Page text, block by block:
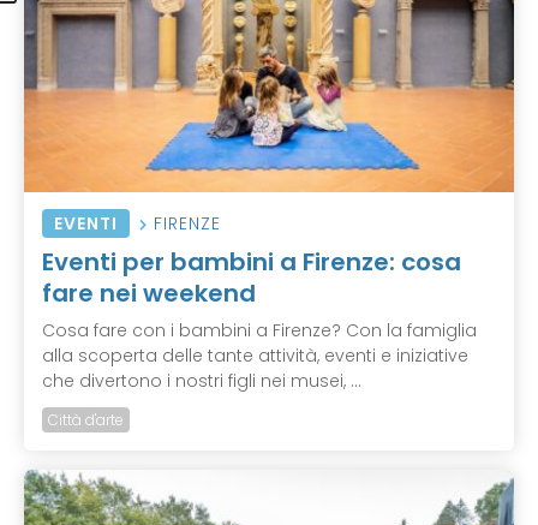
EVENTI FIRENZE
Eventi per bambini a Firenze: cosa
fare nei weekend
Cosa fare con i bambini a Firenze? Con la famiglia
alla scoperta delle tante attività, eventi e iniziative
che divertono i nostri figli nei musei, ...
Città d'arte